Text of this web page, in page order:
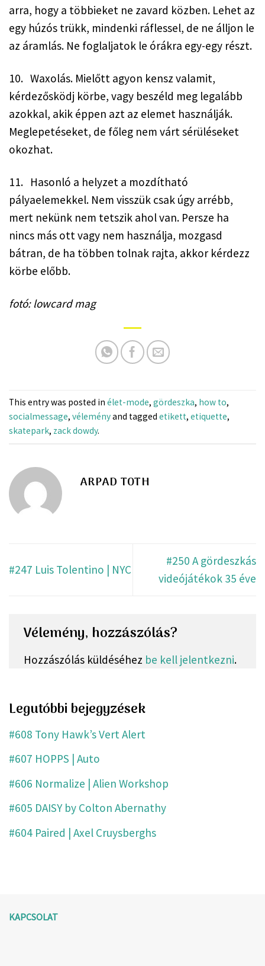
arra, hogy a többieket ne zavard közben. Lehet az
egy húzós trükk, mindenki ráflessel, de ne álljon le
az áramlás. Ne foglaljatok le órákra egy-egy részt.
10.   Waxolás. Mielőtt agyon kensz valamit,
kérdezősködj körbe, vagy beszéld meg legalább
azokkal, akik éppen azt az elemet használják.
Meglepetéseket, de főleg nem várt sérüléseket
okozhat.
11.   Hasonló a helyzet a mozdítható
pályaelemekkel. Nem visszük csak úgy arrébb,
mert nekünk nem tetszik ahol van. Persze ha
nincs más ott vagy nem használja, mozgasd
bátran, de ha többen tolnak rajta, akkor kérdezz
körbe előbb.
fotó: lowcard mag
This entry was posted in élet-mode, gördeszka, how to,
socialmessage, véleményand tagged etikett, etiquette,
skatepark, zack dowdy.
ARPAD TOTH
#247 Luis Tolentino | NYC
#250 A gördeszkás
videójátékok 35 éve
Vélemény, hozzászólás?
Hozzászólás küldéséhez be kell jelentkezni.
Legutóbbi bejegyzések
#608 Tony Hawk’s Vert Alert
#607 HOPPS | Auto
#606 Normalize | Alien Workshop
#605 DAISY by Colton Abernathy
#604 Paired | Axel Cruysberghs
KAPCSOLAT